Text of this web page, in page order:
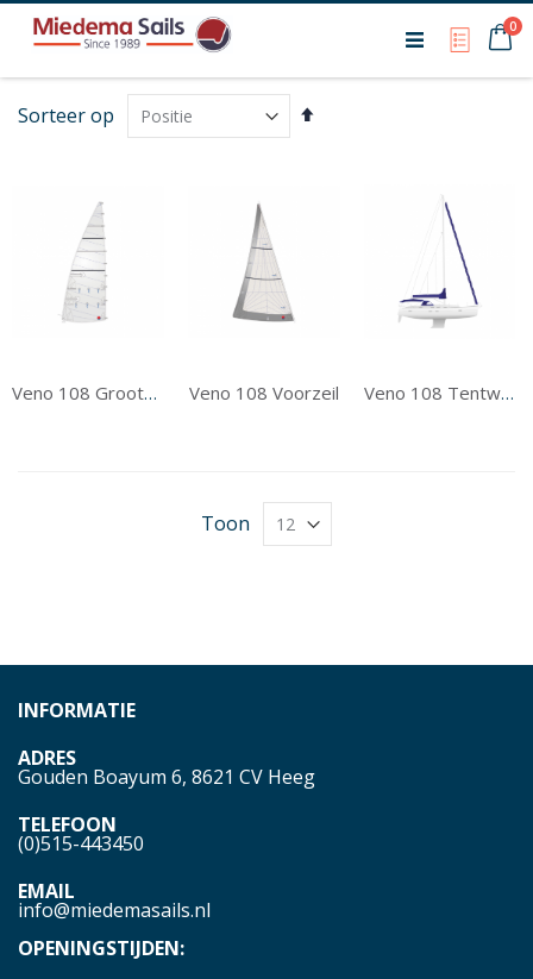
My0
Sorteer op
Van
Veno 108 Grootzeil Veno 108 Voorzeil Veno 108 Tentwerk
Toon
INFORMATIE
ADRES
Gouden Boayum 6, 8621 CV Heeg
TELEFOON
(0)515-443450
EMAIL
info@miedemasails.nl
OPENINGSTIJDEN: